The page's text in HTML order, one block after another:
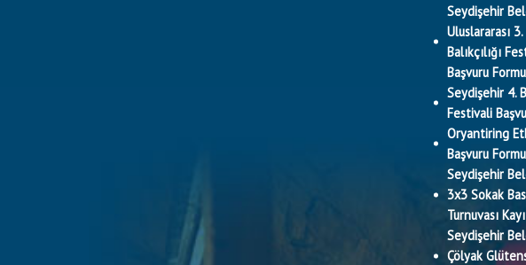
Seydişehir
Uluslararası
Balıkçılığı
Başvuru Formu
Seydişehir 4.
Festivali
Oryantiring
Başvuru Formu
Seydişehir
3x3 Sokak
Turnuvası
Seydişehir
Çölyak